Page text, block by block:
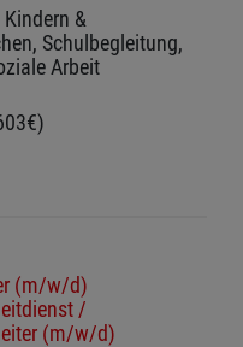
&
Schulbegleitung,
Arbeit
(m/w/d)
/
(m/w/d)